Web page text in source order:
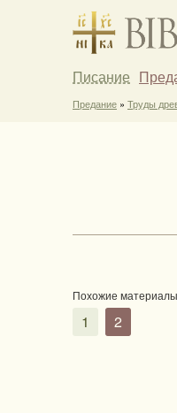
Писание
Предание » Труды
Похожие
1 2